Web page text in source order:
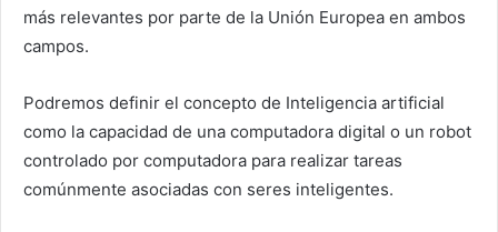
más relevantes por parte de la Unión Europea en ambos
campos.
Podremos definir el concepto de Inteligencia artificial
como la capacidad de una computadora digital o un robot
controlado por computadora para realizar tareas
comúnmente asociadas con seres inteligentes.